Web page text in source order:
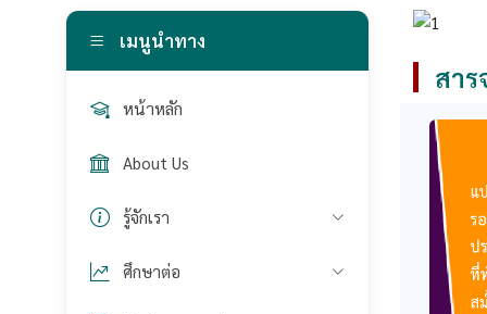
เมนูนำทาง
หน้าหลัก
About Us
รู้จักเรา
ศึกษาต่อ
สา